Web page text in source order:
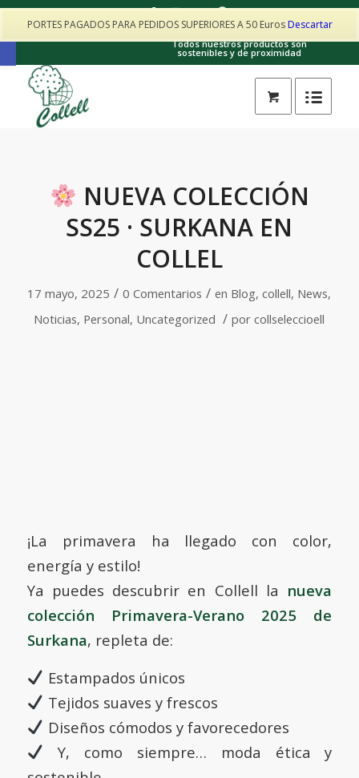
Abrir barra de herramientas Todos nuestros productos son
sostenibles y de proximidad
NUEVA COLECCIÓN
SS25 · SURKANA EN
COLLEL
17 mayo, 2025 / 0 Comentarios / en Blog,collell, News,
Noticias, Personal, Uncategorized / porcollseleccioell
¡La primavera ha llegado con color,
energía y estilo!
Ya puedes descubrir en Collell la nueva
colección Primavera-Verano 2025 de
Surkana, repleta de:
Estampados únicos
Tejidos suaves y frescos
Diseños cómodos y favorecedores
Y, como siempre… moda ética y
PORTES PAGADOS PARA PEDIDOS SUPERIORES A 50 EurosDescartar